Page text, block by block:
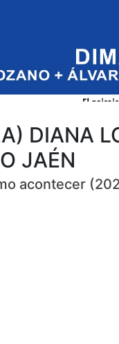
DIANA
JAÉN
acontecer